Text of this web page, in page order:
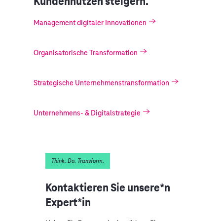
Management digitaler Innovationen
Organisatorische Transformation
Strategische Unternehmenstransformation
Unternehmens- & Digitalstrategie
Think. Do. Transform.
Kontaktieren Sie unsere*n
Expert*in